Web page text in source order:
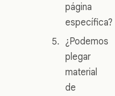
página
específica?
¿Podemos
plegar
material
de